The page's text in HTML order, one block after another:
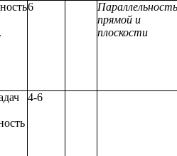
6
Параллельность
прямой и
плоскости
4-6